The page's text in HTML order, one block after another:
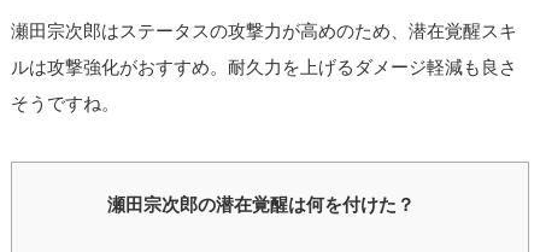
瀬田宗次郎はステータスの攻撃力が高めのため、潜在覚醒スキ
ルは攻撃強化がおすすめ。耐久力を上げるダメージ軽減も良さ
そうですね。
瀬田宗次郎の潜在覚醒は何を付けた？